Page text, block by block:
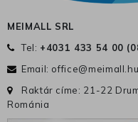
MEIMALL SRL
Tel: +4031 433 54 00 (
Email: office@meimall.hu
Raktár címe: 21-22
Románia